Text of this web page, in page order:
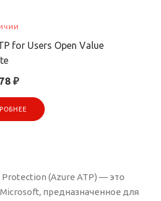
for Users Open Value
₽
(Azure ATP) — это
предназначенное для